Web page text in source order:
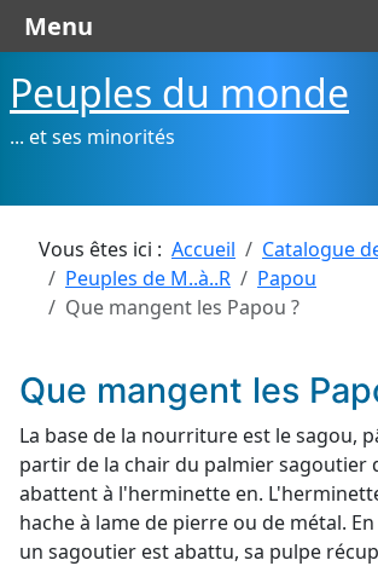
Peuples du monde
... et ses minorités
Vous êtes ici : Accueil
Catalogue
Peuples de M..à..R
Papou
Que mangent les Papou ?
Que mangent les
La base de la nourriture est le sagou,
partir de la chair du palmier sagoutier
abattent à l'herminette en.
hache à lame de pierre ou de métal.
un sagoutier est abattu, sa pulpe
Menu